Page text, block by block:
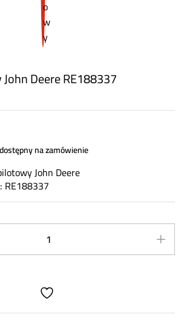
Deere RE188337
na zamówienie
John Deere
RE188337